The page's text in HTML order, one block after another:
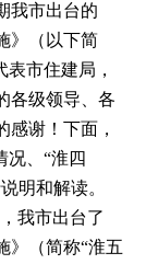
市出台的
》（以下简
市住建局，
各级领导、各
谢！下面，
况、“淮四
明和解读。
我市出台了
》（简称“淮五